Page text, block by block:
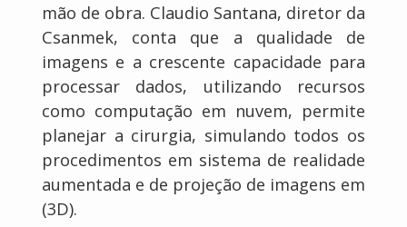
mão de obra. Claudio Santana, diretor da
Csanmek, conta que a qualidade de
imagens e a crescente capacidade para
processar dados, utilizando recursos
como computação em nuvem, permite
planejar a cirurgia, simulando todos os
procedimentos em sistema de realidade
aumentada e de projeção de imagens em
(3D).